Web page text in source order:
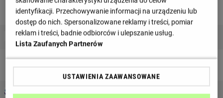
środa, 19 sierpnia
Universidad Catolica
- : -
Estudiantes
niedziela, 23 sierpnia
Sarmiento
- : -
Estudiantes
identyfikacji. Przechowywanie informacji na urządzeniu lub
dostęp do nich. Spersonalizowane reklamy i treści, pomiar
reklam i treści, badnie odbiorców i ulepszanie usług.
Lista Zaufanych Partnerów
USTAWIENIA ZAAWANSOWANE